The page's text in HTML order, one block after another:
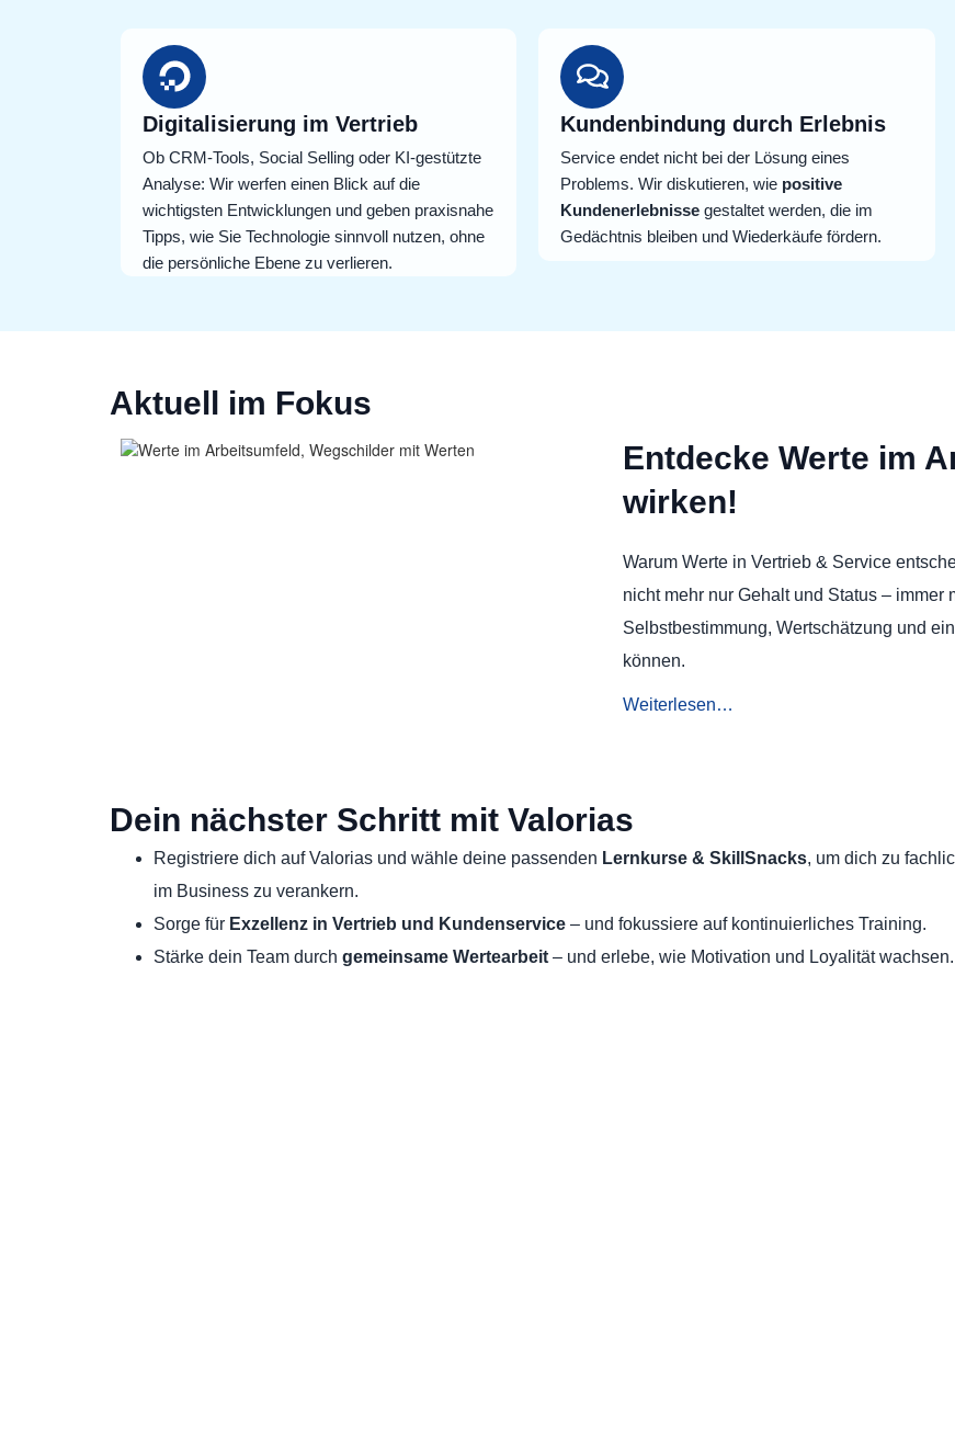
Digitalisierung im Vertrieb
Ob CRM-Tools, Social Selling oder KI-gestützte
Analyse: Wir werfen einen Blick auf die
wichtigsten Entwicklungen und geben praxisnahe
Tipps, wie Sie Technologie sinnvoll nutzen, ohne
die persönliche Ebene zu verlieren.
Kundenbindung durch Erlebnis
Service endet nicht bei der Lösung eines
Problems. Wir diskutieren, wie positive
Kundenerlebnissegestaltet werden, die im
Gedächtnis bleiben und Wiederkäufe fördern.
Aktuell im Fokus
Entdecke Werte im
wirken!
Warum Werte in Vertrieb & Service
nicht mehr nur Gehalt und Status – immer
Selbstbestimmung, Wertschätzung und
können.
Weiterlesen…
Dein nächster Schritt mit Valorias
Registriere dich auf Valorias und wähle deine passenden Lernkurse & SkillSnacks, um dich zu
im Business zu verankern.
Sorge für Exzellenz in Vertrieb und Kundenservice – und fokussiere auf kontinuierliches Training.
Stärke dein Team durch gemeinsame Wertearbeit – und erlebe, wie Motivation und Loyalität wachsen.